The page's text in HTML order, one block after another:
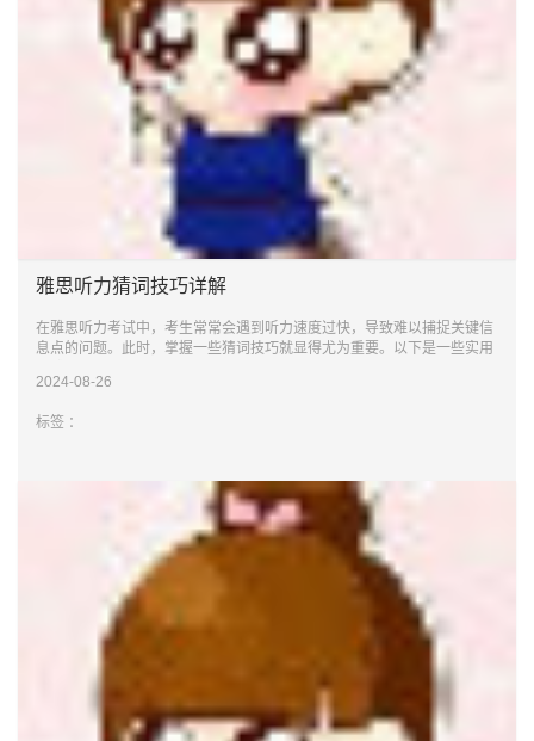
雅思听力猜词技巧详解
在雅思听力考试中，考生常常会遇到听力速度过快，导致难以捕捉关键信
息点的问题。此时，掌握一些猜词技巧就显得尤为重要。以下是一些实用
2024-08-26
标签 ：